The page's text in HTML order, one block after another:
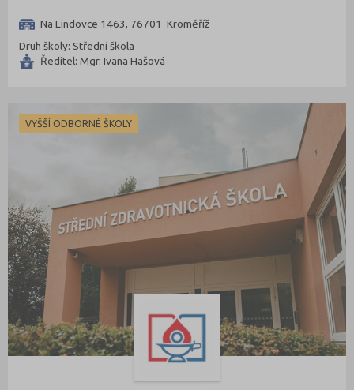
Na Lindovce 1463, 76701 Kroměříž
Druh školy: Střední škola
Ředitel: Mgr. Ivana Hašová
VYŠŠÍ ODBORNÉ ŠKOLY